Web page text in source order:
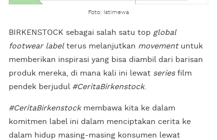
Foto: Istimewa
BIRKENSTOCK sebagai salah satu top global
footwear labelterus melanjutkan movementuntuk
memberikan inspirasi yang bisa diambil dari barisan
produk mereka, di mana kali ini lewat seriesfilm
pendek berjudul #CeritaBirkenstock.
#CeritaBirkenstockmembawa kita ke dalam
komitmen label ini dalam menciptakan cerita ke
dalam hidup masing-masing konsumen lewat